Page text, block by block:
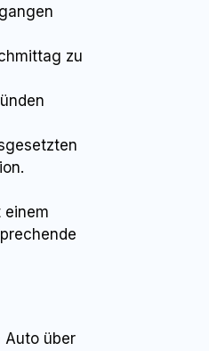
zu
einem
Auto über